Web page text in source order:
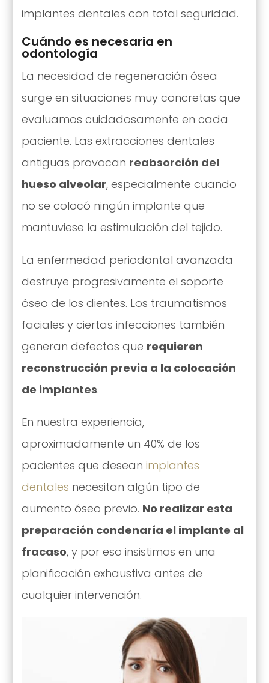
implantes dentales con total seguridad.
Cuándo es necesaria en
odontología
La necesidad de regeneración ósea
surge en situaciones muy concretas que
evaluamos cuidadosamente en cada
paciente. Las extracciones dentales
antiguas provocan reabsorción del
hueso alveolar, especialmente cuando
no se colocó ningún implante que
mantuviese la estimulación del tejido.
La enfermedad periodontal avanzada
destruye progresivamente el soporte
óseo de los dientes. Los traumatismos
faciales y ciertas infecciones también
generan defectos que requieren
reconstrucción previa a la colocación
de implantes.
En nuestra experiencia,
aproximadamente un 40% de los
pacientes que desean implantes
dentales necesitan algún tipo de
aumento óseo previo. No realizar esta
preparación condenaría el implante al
fracaso, y por eso insistimos en una
planificación exhaustiva antes de
cualquier intervención.